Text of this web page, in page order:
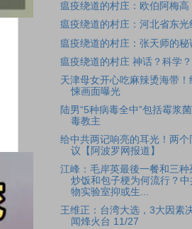
瘟疫绕道的村庄：欧伯阿梅高
瘟疫绕道的村庄：河北省东光
瘟疫绕道的村庄：张天师的秘
瘟疫绕道的村庄 神话？科学？
天津母女开心吃麻辣烫海带
悚画面曝光
陆男“5种病毒全中”包括霉浆
毒教主
给中共两记响亮的耳光！两
议【阿波罗网报道】
江峰：毛岸英最後一餐和三
炒饭和包子梗为何流行？
物实验室抑或生...
王维正：台湾大选，3大因素
闻烽火台 11/27